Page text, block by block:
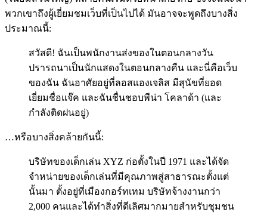
พวกเขาถึงผู้เยี่ยมชมเว็บที่เป็นไปได้ มันอาจจะพูดถึงบางสิ่ง
ประมาณนี้:
สวัสดี! ฉันเป็นพนักงานส่งของในตอนกลางวัน
ปรารถนาเป็นนักแสดงในตอนกลางคืน และนี่คือเว็บ
ของฉัน ฉันอาศัยอยู่ที่ลอสแองเจลิส มีสุนัขที่ยอด
เยี่ยมชื่อแจ๊ค และฉันชื่นชอบพีน่า โคลาด้า (และ
กำลังติดฝนอยู่)
…หรือบางสิ่งคล้ายกันนี้:
บริษัทของเด็กเล่น XYZ ก่อตั้งในปี 1971 และได้จัด
จำหน่ายของเด็กเล่นที่มีคุณภาพสู่สาธารณะตั้งแต่
นั้นมา ตั้งอยู่ที่เมืองกอร์ทเทม บริษัทจ้างงานกว่า
2,000 คนและได้ทำสิ่งที่ดีเลิศมากมายสำหรับชุมชน